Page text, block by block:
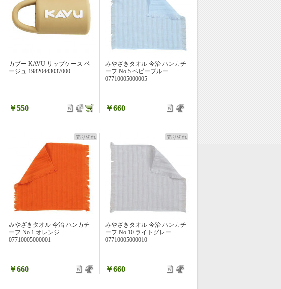
カブー KAVU リップケース ベ
ージュ 19820443037000
￥550
みやざきタオル 今治 ハンカチ
ーフ No.5 ベビーブルー
07710005000005
￥660
みやざきタオル 今治 ハンカチ
ーフ No.1 オレンジ
07710005000001
￥660
売り切れ
みやざきタオル 今治 ハンカチ
ーフ No.10 ライトグレー
07710005000010
￥660
売り切れ